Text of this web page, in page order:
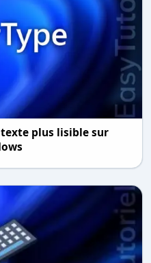
texte plus lisible sur